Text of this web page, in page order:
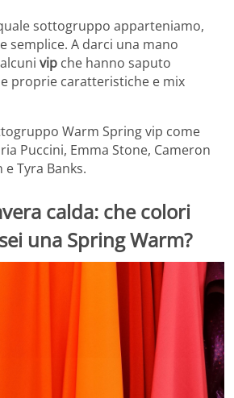
sottogruppo apparteniamo,
semplice. A darci una mano
vip che hanno saputo
proprie caratteristiche e mix
Warm Spring vip come
Puccini, Emma Stone, Cameron
Tyra Banks.
calda: che colori
una Spring Warm?